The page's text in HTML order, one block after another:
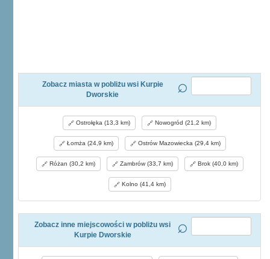
Zobacz miasta w pobliżu wsi Kurpie
Dworskie
Ostrołęka (13,3 km) Nowogród (21,2 km)
Łomża (24,9 km) Ostrów Mazowiecka (29,4 km)
Różan (30,2 km) Zambrów (33,7 km) Brok (40,0 km)
Kolno (41,4 km)
Zobacz inne miejscowości w pobliżu wsi
Kurpie Dworskie